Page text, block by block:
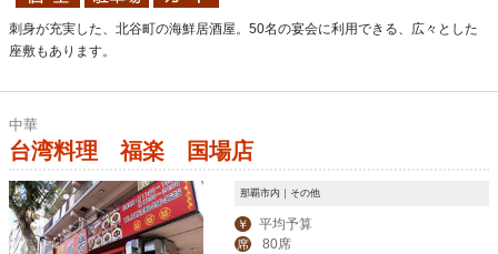
刺身が充実した、北谷町の海鮮居酒屋。50名の宴会に利用できる、広々とした
座敷もあります。
中華
台湾料理 福楽 国場店
那覇市内｜その他
￥ 平均予算
席 80席